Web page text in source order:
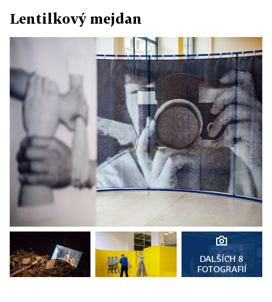
Lentilkový mejdan
DALŠÍCH 8
FOTOGRAFIÍ